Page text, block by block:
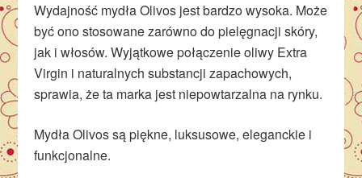
Wydajność mydła Olivos jest bardzo wysoka. Może
być ono stosowane zarówno do pielęgnacji skóry,
jak i włosów. Wyjątkowe połączenie oliwy Extra
Virgin i naturalnych substancji zapachowych,
sprawia, że ta marka jest niepowtarzalna na rynku.
Mydła Olivos są piękne, luksusowe, eleganckie i
funkcjonalne.